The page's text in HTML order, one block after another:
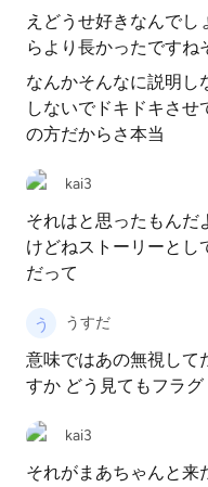
えどうせ好きなんで
らより長かったですね
なんかそんなに説明し
しないでドキドキさせ
の方だからさ本当
kai3
それはと思ったもんだ
けどねストーリーとし
だって
うすだ
意味ではあの無視して
すか どう見てもフラグ
kai3
それがまあちゃんと来